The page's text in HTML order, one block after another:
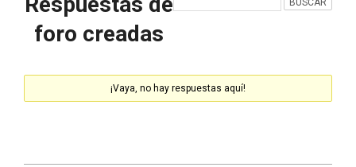
foro creadas
¡Vaya, no hay respuestas aquí!